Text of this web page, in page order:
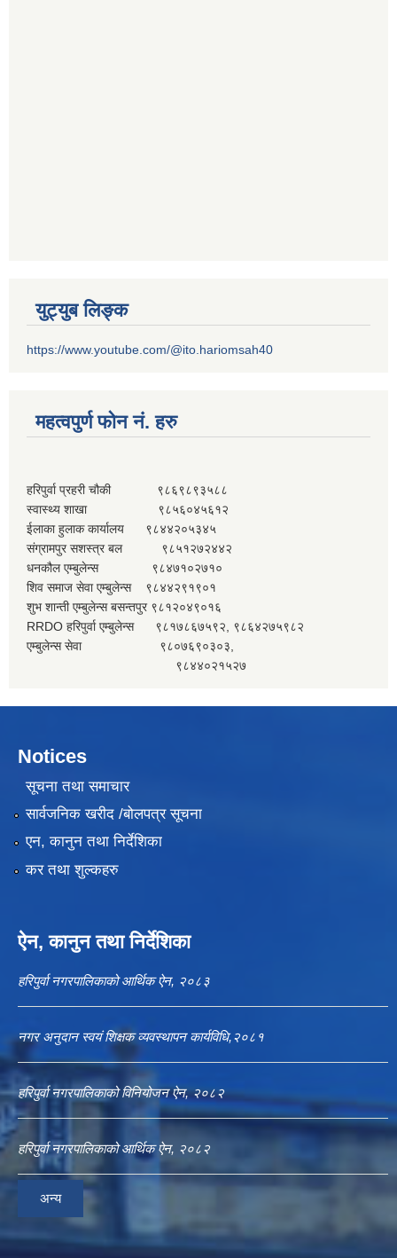
युट्युब लिङ्क
https://www.youtube.com/@ito.hariomsah40
महत्वपुर्ण फोन नं. हरु
हरिपुर्वा प्रहरी चौकी ९८६९८९३५८८
स्वास्थ्य शाखा ९८५६०४५६१२
ईलाका हुलाक कार्यालय ९८४४२०५३४५
संग्रामपुर सशस्त्र बल ९८५१२७२४४२
धनकौल एम्बुलेन्स ९८४७१०२७१०
शिव समाज सेवा एम्बुलेन्स ९८४४२९१९०१
शुभ शान्ती एम्बुलेन्स बसन्तपुर ९८१२०४९०१६
RRDO हरिपुर्वा एम्बुलेन्स ९८१७८६७५९२, ९८६४२७५९८२
एम्बुलेन्स सेवा ९८०७६९०३०३,
९८४४०२१५२७
Notices
सूचना तथा समाचार
सार्वजनिक खरीद /बोलपत्र सूचना
एन, कानुन तथा निर्देशिका
कर तथा शुल्कहरु
ऐन, कानुन तथा निर्देशिका
हरिपुर्वा नगरपालिकाको आर्थिक ऐन, २०८३
नगर अनुदान स्वयं शिक्षक व्यवस्थापन कार्यविधि,२०८१
हरिपुर्वा नगरपालिकाको विनियोजन ऐन, २०८२
हरिपुर्वा नगरपालिकाको आर्थिक ऐन, २०८२
अन्य